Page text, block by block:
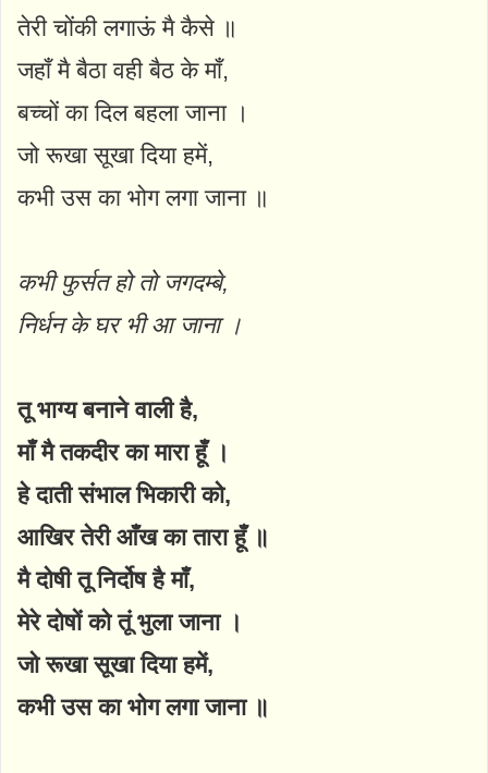
तेरी चोंकी लगाऊं मै कैसे ॥
जहाँ मै बैठा वही बैठ के माँ,
बच्चों का दिल बहला जाना ।
जो रूखा सूखा दिया हमें,
कभी उस का भोग लगा जाना ॥
कभी फुर्सत हो तो जगदम्बे,
निर्धन के घर भी आ जाना ।
तू भाग्य बनाने वाली है,
माँ मै तकदीर का मारा हूँ ।
हे दाती संभाल भिकारी को,
आखिर तेरी आँख का तारा हूँ ॥
मै दोषी तू निर्दोष है माँ,
मेरे दोषों को तूं भुला जाना ।
जो रूखा सूखा दिया हमें,
कभी उस का भोग लगा जाना ॥